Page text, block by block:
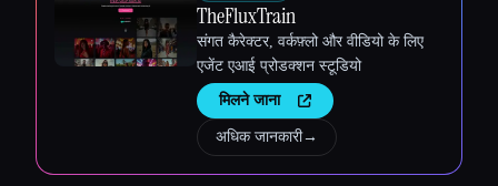
TheFluxTrain
संगत कैरेक्टर, वर्कफ़्लो और वीडियो के लिए
एजेंट एआई प्रोडक्शन स्टूडियो
मिलने जाना
अधिक जानकारी→